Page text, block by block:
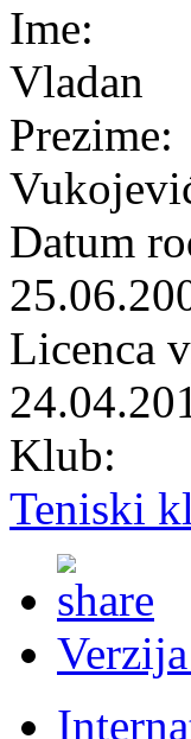
Ime:
Vladan
Prezime:
Datum
Licenca
Klub:
Teniski